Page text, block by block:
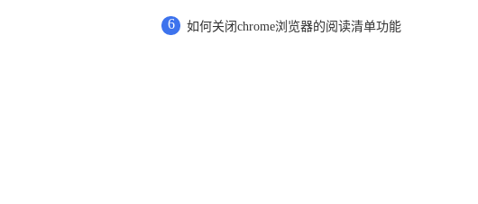
6 如何关闭chrome浏览器的阅读清单功能